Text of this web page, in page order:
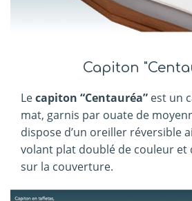
Capiton
Lecapiton “Centauréa” est un
mat, garnis par ouate de
dispose d’un oreiller réversible
volant plat doublé de couleur et
sur la couverture.